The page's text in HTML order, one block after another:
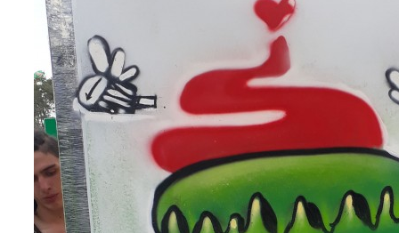
navegación